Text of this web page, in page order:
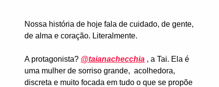
Nossa história de hoje fala de cuidado, de gente,
de alma e coração. Literalmente.
A protagonista? @taianachecchia , a Tai. Ela é
uma mulher de sorriso grande, acolhedora,
discreta e muito focada em tudo o que se propõe